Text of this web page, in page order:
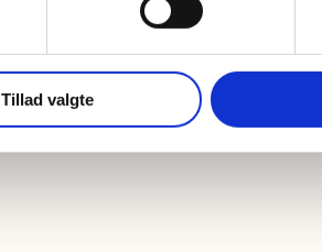
Tillad valgte